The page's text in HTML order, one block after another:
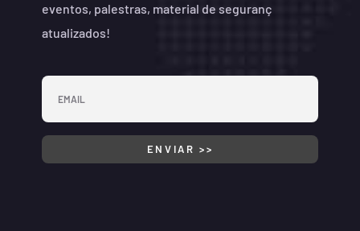
eventos, palestras, material de seguranç
atualizados!